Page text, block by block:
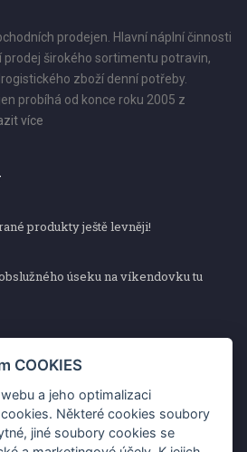
prodejen. Hlavní náplní činnosti
širokého sortimentu potravin,
zboží denní potřeby.
probíhá od konce roku 2005 z
více
produkty ještě levněji!
úseku na víkendovku tu
úseku na víkendovku tu
s naCOOPkou sekerku Fiskars
COOKIES
a jeho optimalizaci
Některé cookies soubory
jiné soubory cookies se